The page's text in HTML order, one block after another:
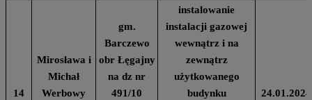
14
Mirosława i
Michał
Werbowy
gm.
Barczewo
obr Łęgajny
na dz nr
491/10
instalowanie
instalacji gazowej
wewnątrz i na
zewnątrz
użytkowanego
budynku
24.01.2024